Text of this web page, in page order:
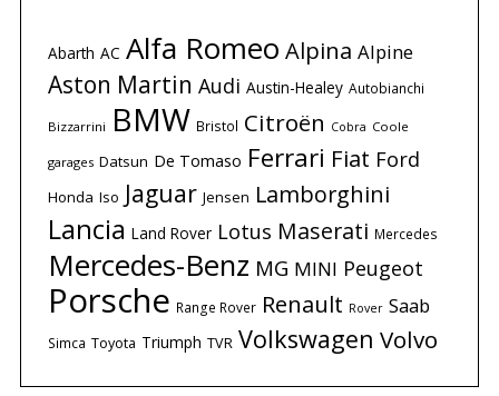
Abarth AC Alfa Romeo Alpina Alpine
Aston Martin Audi Austin-Healey Autobianchi
Bizzarrini BMW Bristol Citroën Cobra Coole
garages Datsun De Tomaso Ferrari Fiat Ford
Honda Iso Jaguar Jensen Lamborghini
Lancia Land Rover Lotus Maserati Mercedes
Mercedes-Benz MG MINI Peugeot
Porsche Range Rover Renault Rover Saab
Simca Toyota Triumph TVR Volkswagen Volvo